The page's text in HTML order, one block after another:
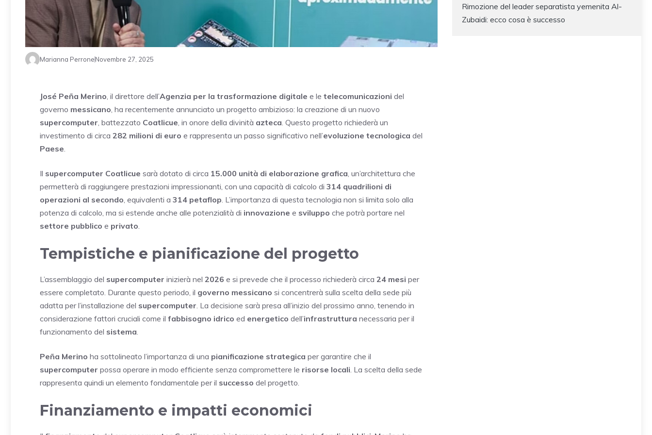
Marianna PerroneNovembre 27, 2025
José Peña Merino, il direttore dell’Agenzia per la trasformazione digitale e le telecomunicazioni del
governo messicano, ha recentemente annunciato un progetto ambizioso: la creazione di un nuovo
supercomputer, battezzato Coatlicue, in onore della divinità azteca. Questo progetto richiederà un
investimento di circa 282 milioni di euro e rappresenta un passo significativo nell’evoluzione tecnologica del
Paese.
Il supercomputer Coatlicue sarà dotato di circa 15.000 unità di elaborazione grafica, un’architettura che
permetterà di raggiungere prestazioni impressionanti, con una capacità di calcolo di 314 quadrilioni di
operazioni al secondo, equivalenti a 314 petaflop. L’importanza di questa tecnologia non si limita solo alla
potenza di calcolo, ma si estende anche alle potenzialità di innovazione e sviluppo che potrà portare nel
settore pubblico e privato.
Tempistiche e pianificazione del progetto
L’assemblaggio del supercomputer inizierà nel 2026 e si prevede che il processo richiederà circa 24 mesi per
essere completato. Durante questo periodo, il governo messicano si concentrerà sulla scelta della sede più
adatta per l’installazione del supercomputer. La decisione sarà presa all’inizio del prossimo anno, tenendo in
considerazione fattori cruciali come il fabbisogno idrico ed energetico dell’infrastruttura necessaria per il
funzionamento del sistema.
Peña Merino ha sottolineato l’importanza di una pianificazione strategica per garantire che il
supercomputer possa operare in modo efficiente senza compromettere le risorse locali. La scelta della sede
rappresenta quindi un elemento fondamentale per il successo del progetto.
Finanziamento e impatti economici
Rimozione del leader separatista yemenita Al-
Zubaidi: ecco cosa è successo